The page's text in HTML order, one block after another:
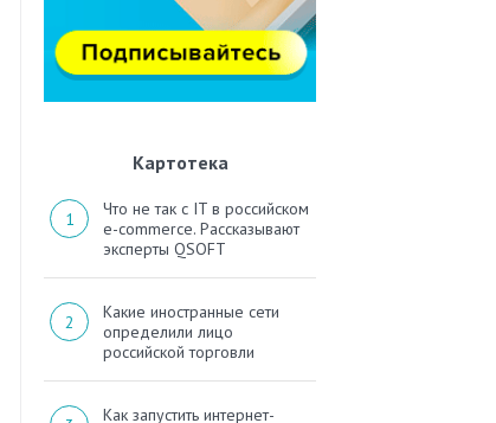
Картотека
Что не так с IT в российском
e-commerce. Рассказывают
эксперты QSOFT
Какие иностранные сети
определили лицо
российской торговли
Как запустить интернет-